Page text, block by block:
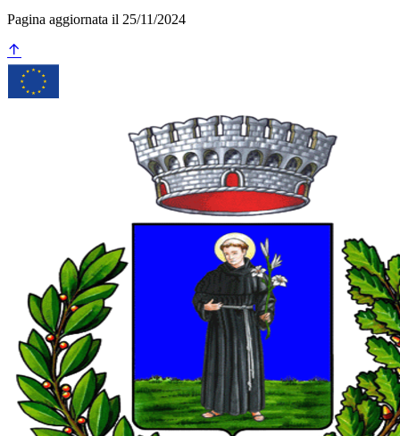
Pagina aggiornata il 25/11/2024